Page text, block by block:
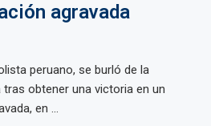
agravada
peruano, se burló de la
obtener una victoria en un
en ...